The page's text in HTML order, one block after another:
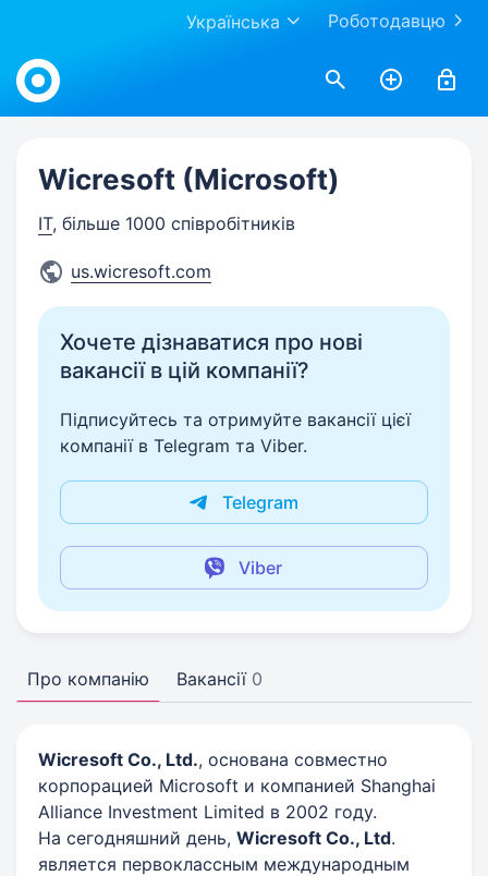
Роботодавцю
Українська
Work.ua
Wicresoft (Microsoft)
IT, більше 1000 співробітників
us.wicresoft.com
Хочете дізнаватися про нові
вакансії в цій компанії?
Підписуйтесь та отримуйте вакансії цієї
компанії в Telegram та Viber.
Telegram
Viber
Про компанію Вакансії 0
Wicresoft Co., Ltd., основана совместно
корпорацией Microsoft и компанией Shanghai
Alliance Investment Limited в 2002 году.
На сегодняшний день, Wicresoft Co., Ltd.
является первоклассным международным